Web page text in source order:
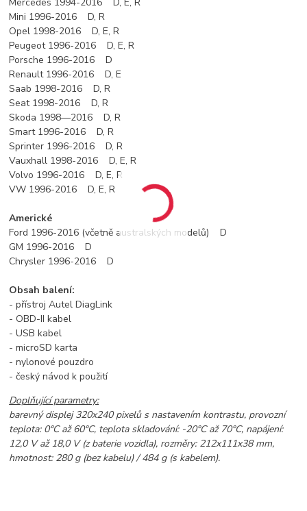
Mercedes 1994-2016 D, E, R
Mini 1996-2016 D, R
Opel 1998-2016 D, E, R
Peugeot 1996-2016 D, E, R
Porsche 1996-2016 D
Renault 1996-2016 D, E
Saab 1998-2016 D, R
Seat 1998-2016 D, R
Skoda 1998—2016 D, R
Smart 1996-2016 D, R
Sprinter 1996-2016 D, R
Vauxhall 1998-2016 D, E, R
Volvo 1996-2016 D, E, R
VW 1996-2016 D, E, R
Americké
Ford 1996-2016 (včetně australských modelů) D
GM 1996-2016 D
Chrysler 1996-2016 D
Obsah balení:
- přístroj Autel DiagLink
- OBD-II kabel
- USB kabel
- microSD karta
- nylonové pouzdro
- český návod k použití
Doplňující parametry:
barevný displej 320x240 pixelů s nastavením kontrastu, provozní
teplota: 0°C až 60°C, teplota skladování: -20°C až 70°C, napájení:
12,0 V až 18,0 V (z baterie vozidla), rozměry: 212x111x38 mm,
hmotnost: 280 g (bez kabelu) / 484 g (s kabelem).